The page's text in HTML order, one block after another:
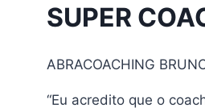
SUPER
ABRACOACHING
“Eu acredito que o